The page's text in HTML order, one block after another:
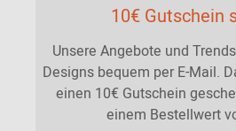
10€ Gutschein
Unsere Angebote und
Designs bequem per E-Mail.
einen 10€ Gutschein
einem Bestellwert